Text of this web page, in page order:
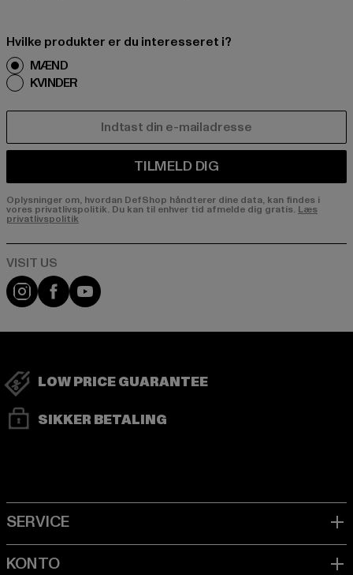
Hvilke produkter er du interesseret i?
MÆND
KVINDER
TILMELD DIG
Oplysninger om, hvordan DefShop håndterer dine data, kan findes i
vores privatlivspolitik. Du kan til enhver tid afmelde dig gratis. Læs
privatlivspolitik
Visit our Instagram page:
Visit our Facebook page:
Visit our YouTube channel:
LOW PRICE GUARANTEE
SIKKER BETALING